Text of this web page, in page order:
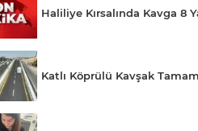
Haliliye Kırsalında Kavga 8
Katlı Köprülü Kavşak